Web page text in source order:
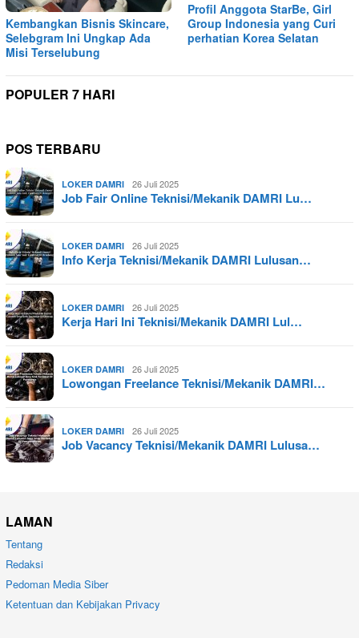
Kembangkan Bisnis Skincare,
Selebgram Ini Ungkap Ada
Misi Terselubung
Profil Anggota StarBe, Girl
Group Indonesia yang Curi
perhatian Korea Selatan
POPULER 7 HARI
POS TERBARU
LOKER DAMRI 26 Juli 2025
Job Fair Online Teknisi/Mekanik DAMRI Lu…
LOKER DAMRI 26 Juli 2025
Info Kerja Teknisi/Mekanik DAMRI Lulusan…
LOKER DAMRI 26 Juli 2025
Kerja Hari Ini Teknisi/Mekanik DAMRI Lul…
LOKER DAMRI 26 Juli 2025
Lowongan Freelance Teknisi/Mekanik DAMRI…
LOKER DAMRI 26 Juli 2025
Job Vacancy Teknisi/Mekanik DAMRI Lulusa…
LAMAN
Tentang
Redaksi
Pedoman Media Siber
Ketentuan dan Kebijakan Privacy